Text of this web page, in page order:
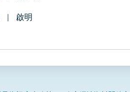
啟明